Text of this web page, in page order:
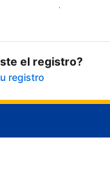
Empezar ahora
el registro?
registro